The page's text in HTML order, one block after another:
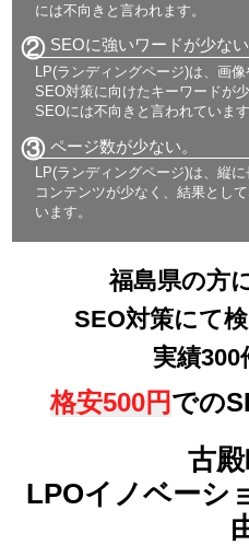
には不向きと言われます。
② SEOに強いワードが少ない
LP(ランディングページ)は、画
SEO対策に向けたキーワードが
SEOには不向きと言われています
③ ページ数が少ない。
LP(ランディングページ)は、縦
コンテンツが少なく、結果とし
います。
福島県の方
SEO対策にて
実績300
格安500円での
古
LPOイノベーシ